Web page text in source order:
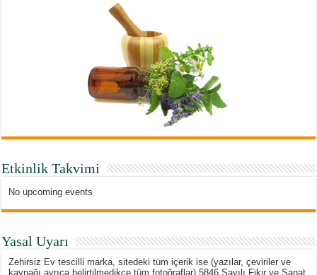
Etkinlik Takvimi
No upcoming events
Yasal Uyarı
Zehirsiz Ev tescilli marka, sitedeki tüm içerik ise (yazılar, çeviriler ve
kaynağı ayrıca belirtilmedikçe tüm fotoğraflar) 5846 Sayılı Fikir ve Sanat